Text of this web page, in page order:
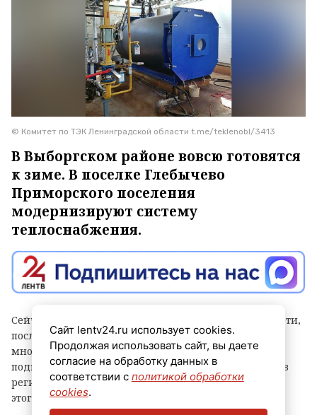
© Комитет по ТЭК Ленинградской области t.me/teklenobl/3413
В Выборгском районе вовсю готовятся
к зиме. В поселке Глебычево
Приморского поселения
модернизируют систему
теплоснабжения.
Сейчас рабочие реконструируют участок тепловой сети,
после завершения работ на котором 15
многоквартирных домов бывшего военного городка
подключат к газовой котельной. Об этом рассказали в
региональном комитете по ТЭК. Отмечается, что до
этого дома отапливали от угольной котельной.
Сайт lentv24.ru использует cookies.
Продолжая использовать сайт, вы даете
согласие на обработку данных в
соответствии с политикой обработки
cookies.